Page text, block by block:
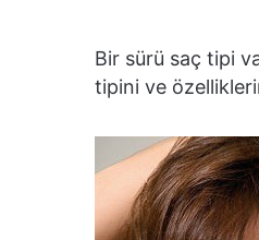
Bir sürü saç tipi
tipini ve